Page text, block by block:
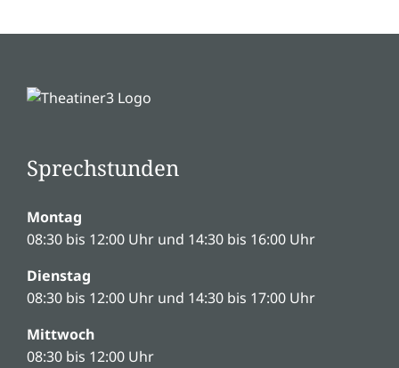
Sprechstunden
Montag
08:30 bis 12:00 Uhr und 14:30 bis 16:00 Uhr
Dienstag
08:30 bis 12:00 Uhr und 14:30 bis 17:00 Uhr
Mittwoch
08:30 bis 12:00 Uhr